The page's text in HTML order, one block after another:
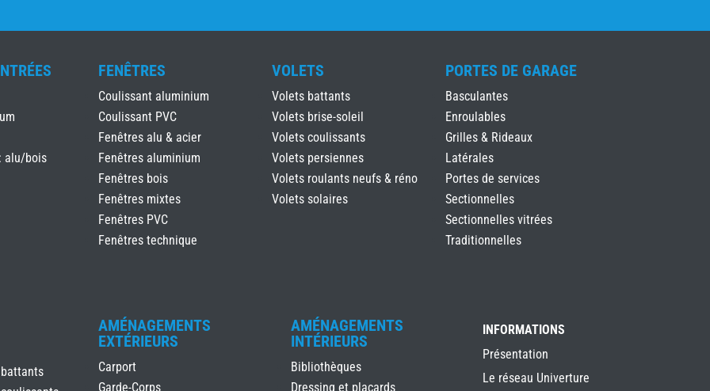
alu/bois
FENÊTRES
Coulissant aluminium
Coulissant PVC
Fenêtres alu & acier
Fenêtres aluminium
Fenêtres bois
Fenêtres mixtes
Fenêtres PVC
Fenêtres technique
VOLETS
Volets battants
Volets brise-soleil
Volets coulissants
Volets persiennes
Volets roulants neufs & réno
Volets solaires
PORTES DE GARAGE
Basculantes
Enroulables
Grilles & Rideaux
Latérales
Portes de services
Sectionnelles
Sectionnelles vitrées
Traditionnelles
AMÉNAGEMENTS
EXTÉRIEURS
Carport
Garde-Corps
AMÉNAGEMENTS
INTÉRIEURS
Bibliothèques
Dressing et placards
INFORMATIONS
Présentation
Le réseau Univerture